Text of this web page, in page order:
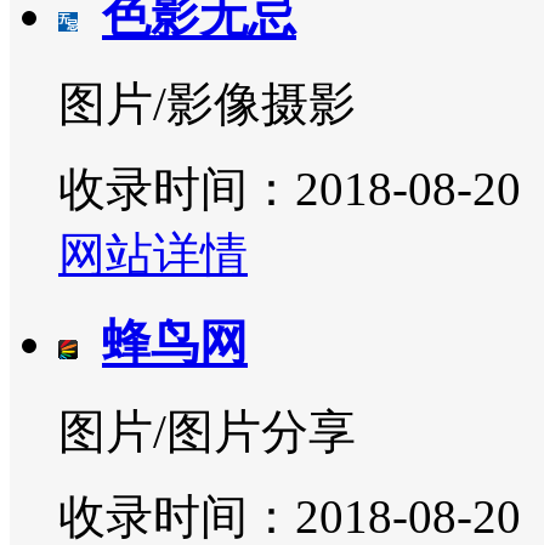
色影无忌
图片/影像摄影
收录时间：2018-08-20
网站详情
蜂鸟网
图片/图片分享
收录时间：2018-08-20